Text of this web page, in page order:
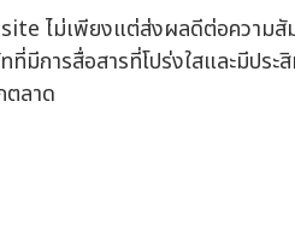
ไม่เพียงแต่ส่งผลดีต่อความ
มีการสื่อสารที่โปร่งใสและมีประ
ตลาด